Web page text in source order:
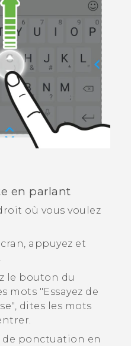
en parlant
où vous voulez
appuyez et
.
le bouton du
mots "‍Essayez de
dites les mots
de ponctuation en